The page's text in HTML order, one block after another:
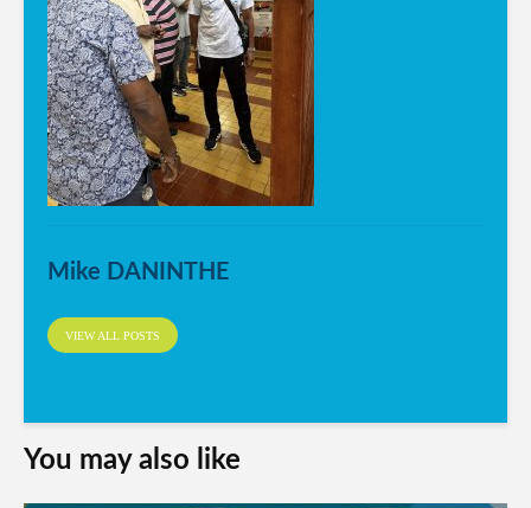
Mike DANINTHE
VIEW ALL POSTS
You may also like